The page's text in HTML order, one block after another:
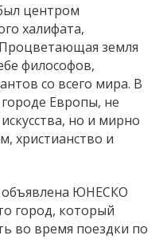
центром
халифата,
земля
философов,
со всего мира. В
Европы, не
но и мирно
христианство и
объявлена ЮНЕСКО
город, который
во время поездки по